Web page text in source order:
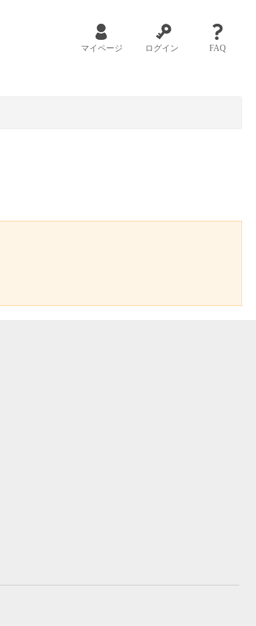
マイページ ログイン FAQ